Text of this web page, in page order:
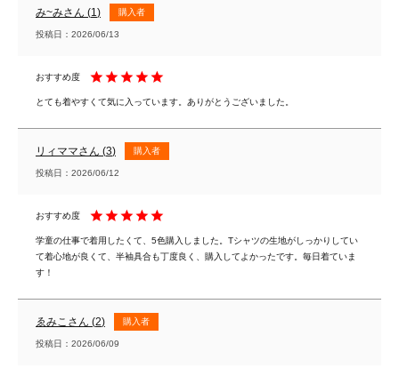
み~み 1 購入者
投稿日 2026/06/13
とても着やすくて気に入っています。ありがとうございました。
リィママ 3 購入者
投稿日 2026/06/12
学童の仕事で着用したくて、5色購入しました。Tシャツの生地がしっかりしてい
て着心地が良くて、半袖具合も丁度良く、購入してよかったです。毎日着ていま
す！
ゑみこ 2 購入者
投稿日 2026/06/09